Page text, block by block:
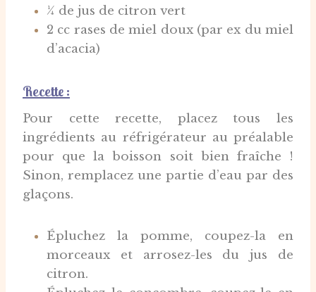
¼ de jus de citron vert
2 cc rases de miel doux (par ex du miel
d’acacia)
Recette :
Pour cette recette, placez tous les
ingrédients au réfrigérateur au préalable
pour que la boisson soit bien fraîche !
Sinon, remplacez une partie d’eau par des
glaçons.
Épluchez la pomme, coupez-la en
morceaux et arrosez-les du jus de
citron.